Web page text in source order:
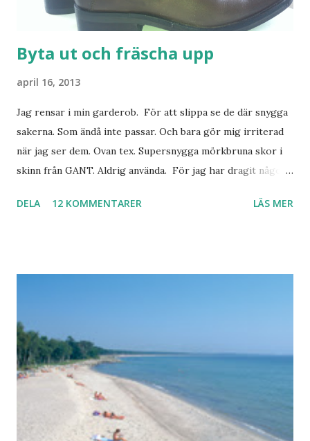
Byta ut och fräscha upp
april 16, 2013
Jag rensar i min garderob. För att slippa se de där snygga
sakerna. Som ändå inte passar. Och bara gör mig irriterad
när jag ser dem. Ovan tex. Supersnygga mörkbruna skor i
skinn från GANT. Aldrig använda. För jag har dragit någon
sköna. Stilrena. Snygga. Jag har sorterat ut klänningar som
Rester med några tjejkompisar. Ska bli underbart. Men det
behöver jag nog inte säga.
DELA 12 KOMMENTARER LÄS MER